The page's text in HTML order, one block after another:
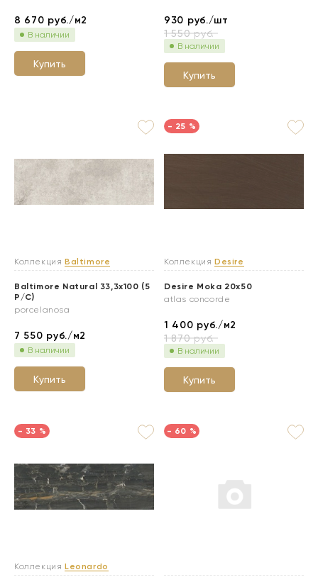
8 670 руб./м2
В наличии
Купить
930 руб./шт
1 550руб.
В наличии
Купить
Коллекция Baltimore
Baltimore Natural 33,3x100 (5
P/C)
porcelanosa
7 550 руб./м2
В наличии
Купить
- 25 %
Коллекция Desire
Desire Moka 20x50
atlas concorde
1 400 руб./м2
1 870руб.
В наличии
Купить
- 33 %
Коллекция Leonardo
- 60 %